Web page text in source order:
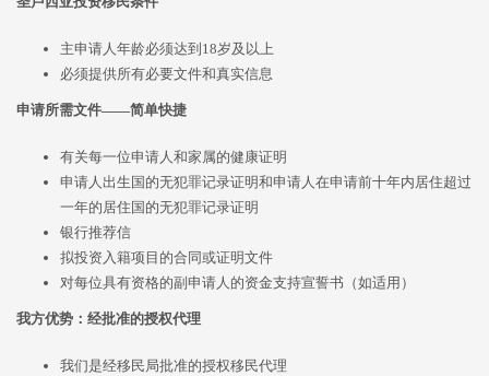
主申请人年龄必须达到18岁及以上
必须提供所有必要文件和真实信息
申请所需文件——简单快捷
有关每一位申请人和家属的健康证明
申请人出生国的无犯罪记录证明和申请人在申请前十年内居住超过
一年的居住国的无犯罪记录证明
银行推荐信
拟投资入籍项目的合同或证明文件
对每位具有资格的副申请人的资金支持宣誓书（如适用）
我方优势：经批准的授权代理
我们是经移民局批准的授权移民代理